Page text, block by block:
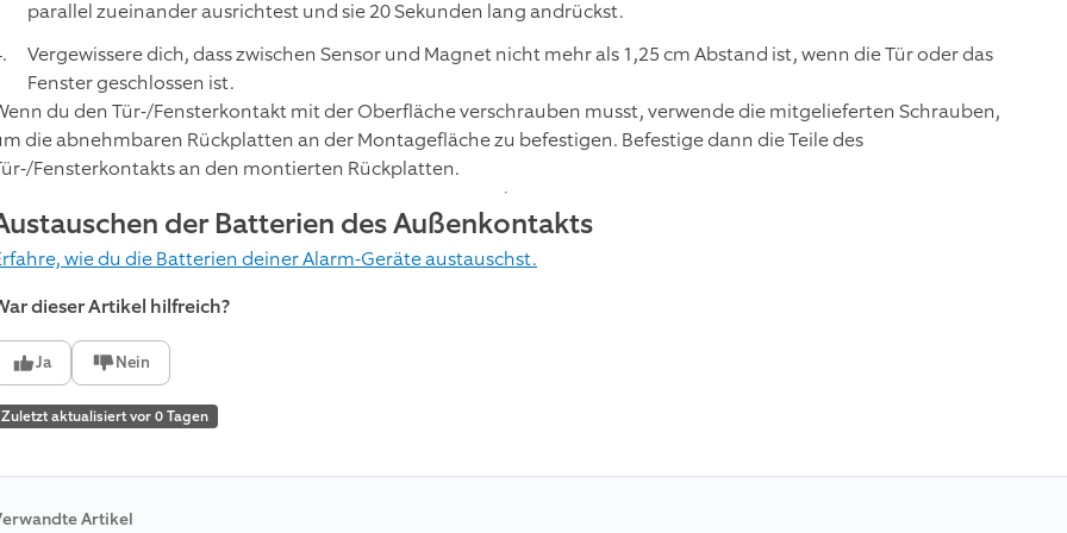
parallel zueinander ausrichtest und sie 20 Sekunden lang andrückst.
Vergewissere dich, dass zwischen Sensor und Magnet nicht mehr als 1,25 cm Abstand ist, wenn die Tür oder das
Fenster geschlossen ist.
du den Tür-/Fensterkontakt mit der Oberfläche verschrauben musst, verwende die mitgelieferten Schrauben,
die abnehmbaren Rückplatten an der Montagefläche zu befestigen. Befestige dann die Teile des
Fensterkontakts an den montierten Rückplatten.
der Batterien des Außenkontakts
wie du die Batterien deiner Alarm-Geräte austauschst.
dieser Artikel hilfreich?
Ja Nein
Zuletzt aktualisiert vor 0 Tagen
Artikel